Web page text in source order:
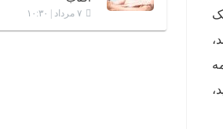
۷ مرداد | ۱۰:۳۰